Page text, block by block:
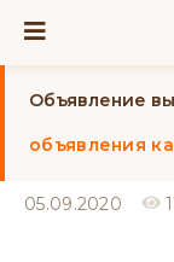
Объявление
объявления
05.09.2020